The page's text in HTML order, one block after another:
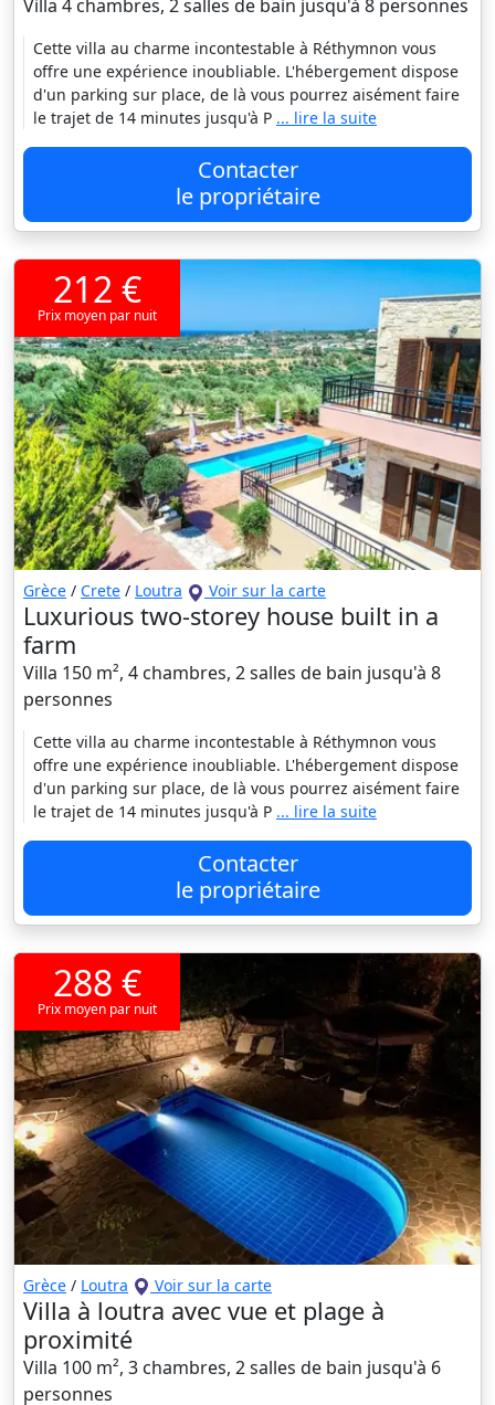
Villa 4 chambres, 2 salles de bain jusqu'à 8 personnes
Cette villa au charme incontestable à Réthymnon vous
offre une expérience inoubliable. L'hébergement dispose
d'un parking sur place, de là vous pourrez aisément faire
le trajet de 14 minutes jusqu'à P ... lire la suite
Contacter
le propriétaire
212 €
Prix moyen par nuit
Grèce / Crete / Loutra Voir sur la carte
Luxurious two-storey house built in a
farm
Villa 150 m², 4 chambres, 2 salles de bain jusqu'à 8
personnes
Cette villa au charme incontestable à Réthymnon vous
offre une expérience inoubliable. L'hébergement dispose
d'un parking sur place, de là vous pourrez aisément faire
le trajet de 14 minutes jusqu'à P ... lire la suite
Contacter
le propriétaire
288 €
Prix moyen par nuit
Grèce / Loutra Voir sur la carte
Villa à loutra avec vue et plage à
proximité
Villa 100 m², 3 chambres, 2 salles de bain jusqu'à 6
personnes